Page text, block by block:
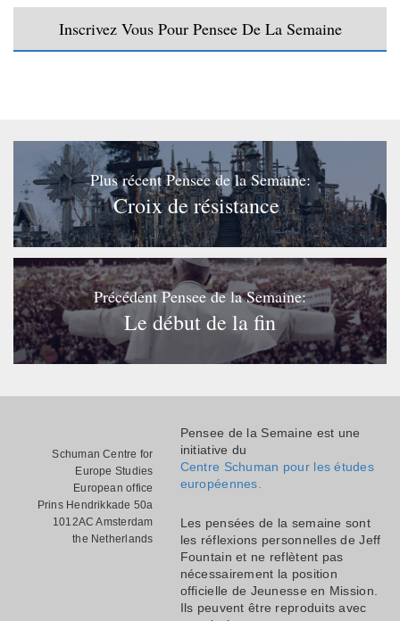
Inscrivez Vous Pour Pensee De La Semaine
Plus récent Pensee de la Semaine:
Croix de résistance
Précédent Pensee de la Semaine:
Le début de la fin
Schuman Centre for
Europe Studies
European office
Prins Hendrikkade 50a
1012AC Amsterdam
the Netherlands
Pensee de la Semaine est une
initiative du
Centre Schuman pour les études
européennes.
Les pensées de la semaine sont
les réflexions personnelles de Jeff
Fountain et ne reflètent pas
nécessairement la position
officielle de Jeunesse en Mission.
Ils peuvent être reproduits avec